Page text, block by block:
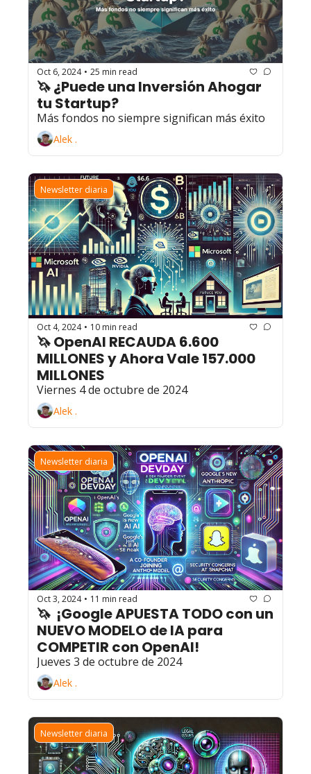
Oct 6, 2024 • 25 min read
🦄 ¿Puede una Inversión Ahogar
tu Startup?
Más fondos no siempre significan más éxito
Alek .
Newsletter diaria
Oct 4, 2024 • 10 min read
🦄 OpenAI RECAUDA 6.600
MILLONES y Ahora Vale 157.000
MILLONES
Viernes 4 de octubre de 2024
Alek .
Newsletter diaria
Oct 3, 2024 • 11 min read
🦄  ¡Google APUESTA TODO con un
NUEVO MODELO de IA para
COMPETIR con OpenAI!
Jueves 3 de octubre de 2024
Alek .
Newsletter diaria